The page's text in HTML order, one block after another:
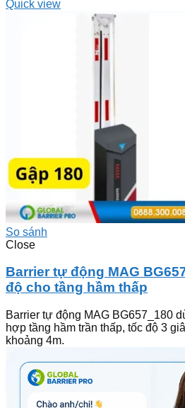
Quick view
So sánh
Close
Barrier tự động MAG
độ cho tầng hầm thấp
Barrier tự động MAG BG657_180
hợp tầng hầm trần thấp, tốc độ 3
khoảng 4m.